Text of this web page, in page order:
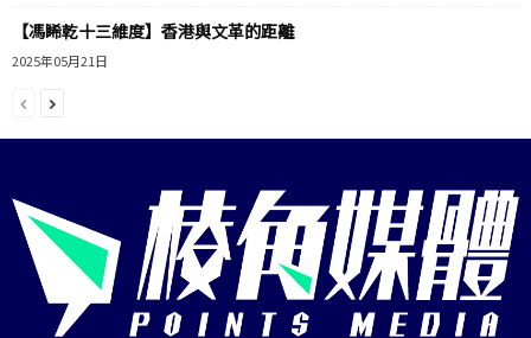
【馮睎乾十三維度】香港與文革的距離
2025年05月21日